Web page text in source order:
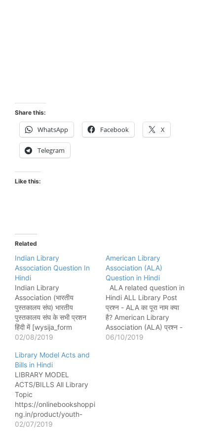
Share this:
WhatsApp Facebook X
Telegram
Like this:
Related
Indian Library
Association Question In
Hindi
Indian Library
Association (भारतीय
पुस्तकालय संघ) भारतीय
पुस्तकालय संघ के सभी प्रशन
हिंदी में [wysija_form
id="1"] All Library Topic
ng.in/product/youth-
growth-our-growth-
library-growth/ प्रश्न -
आई एल ए (ILA) का पूरा नाम
क्या है? Indian Library
Association (भारतीय
पुस्तकालय संघ) प्रश्न - आई एल
ए (ILA) की स्थापना कब की गई
02/08/2019
American Library
Association (ALA)
Question in Hindi
ALA related question in
Hindi ALL Library Post
प्रश्न - ALA का पूरा नाम क्या
है? American Library
Association (ALA) प्रश्न -
ALA की स्थापना कब की गई? 6
06/10/2019
Library Model Acts and
Bills in Hindi
LIBRARY MODEL
ACTS/BILLS All Library
Topic
https://onlinebookshoppi
ng.in/product/youth-
growth-our-growth-
02/07/2019